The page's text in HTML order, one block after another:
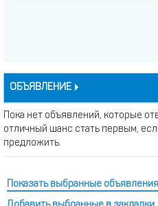
ОБЪЯВЛЕНИЕ
Пока нет объявлений, которые
отличный шанс стать первым,
предложить.
Показать выбранные объявления